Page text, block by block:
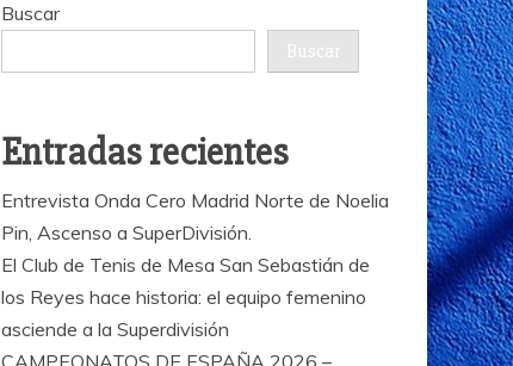
Buscar
Buscar
Entradas recientes
Entrevista Onda Cero Madrid Norte de Noelia
Pin, Ascenso a SuperDivisión.
El Club de Tenis de Mesa San Sebastián de
los Reyes hace historia: el equipo femenino
asciende a la Superdivisión
CAMPEONATOS DE ESPAÑA 2026 –